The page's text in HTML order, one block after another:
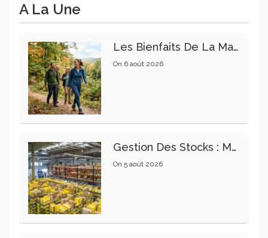
A La Une
Les Bienfaits De La Marche Sur La Santé Physique Et Mentale
On 6 août 2026
Gestion Des Stocks : Meilleures Pratiques Intralogistiques
On 5 août 2026